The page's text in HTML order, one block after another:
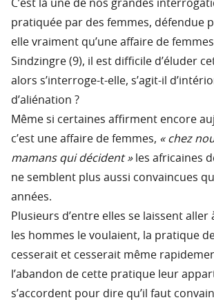
C’est là une de nos grandes
pratiquée par des femmes, défendue
elle vraiment qu’une affaire de
Sindzingre (9), il est difficile d’éluder
alors s’interroge-t-elle, s’agit-il
d’aliénation ?
Même si certaines affirment encore
c’est une affaire de femmes, « chez
mamans qui décident »les africaines
ne semblent plus aussi convaincues
années.
Plusieurs d’entre elles se laissent aller
les hommes le voulaient, la pratique
cesserait et cesserait même
l’abandon de cette pratique leur
s’accordent pour dire qu’il faut